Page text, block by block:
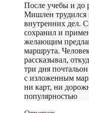
После учебы и до
Мишлен трудился
внутренних дел.
сохранил и
желающим
маршрута.
рассказывал,
три дня
с изложенным
ни карт, ни
популярностью